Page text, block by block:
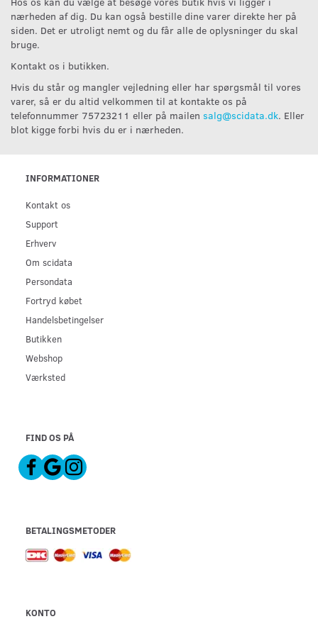
nærheden af dig. Du kan også bestille dine varer direkte her på
siden. Det er utroligt nemt og du får alle de oplysninger du skal
bruge.
Kontakt os i butikken.
Hvis du står og mangler vejledning eller har spørgsmål til vores
varer, så er du altid velkommen til at kontakte os på
telefonnummer 75723211 eller på mailen salg@scidata.dk. Eller
blot kigge forbi hvis du er i nærheden.
INFORMATIONER
Kontakt os
Support
Erhverv
Om scidata
Persondata
Fortryd købet
Handelsbetingelser
Butikken
Webshop
Værksted
FIND OS PÅ
BETALINGSMETODER
KONTO